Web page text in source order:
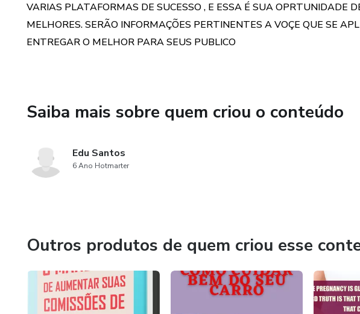
VARIAS PLATAFORMAS DE SUCESSO , E ESSA É SUA OPRTUNIDADE
MELHORES. SERÃO INFORMAÇÕES PERTINENTES A VOÇE QUE SE
ENTREGAR O MELHOR PARA SEUS PUBLICO
Saiba mais sobre quem criou o conteúdo
Edu Santos
6 Ano Hotmarter
Outros produtos de quem criou esse